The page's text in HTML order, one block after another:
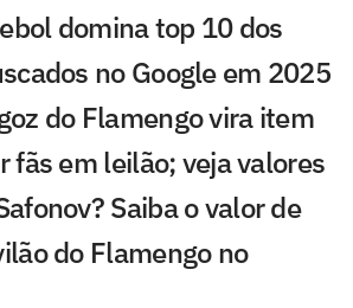
domina top 10 dos
no Google em 2025
do Flamengo vira item
fãs em leilão; veja valores
Saiba o valor de
do Flamengo no